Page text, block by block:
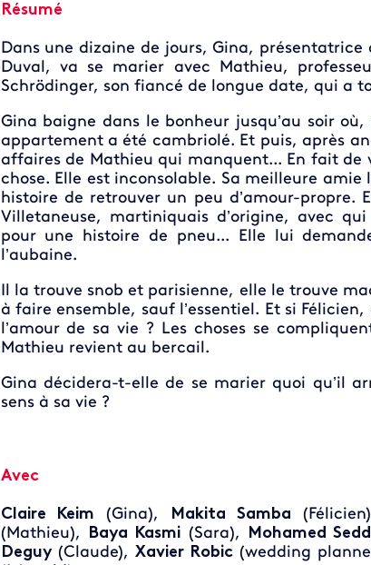
Résumé
Dans une dizaine de jours, Gina,
Duval, va se marier avec Mathieu,
Schrödinger, son fiancé de longue date, qui a
Gina baigne dans le bonheur jusqu’au soir
appartement a été cambriolé. Et puis, après
affaires de Mathieu qui manquent... En fait de
chose. Elle est inconsolable. Sa meilleure
histoire de retrouver un peu d’amour-propre.
Villetaneuse, martiniquais d’origine, avec
pour une histoire de pneu... Elle lui
l’aubaine.
Il la trouve snob et parisienne, elle le trouve
à faire ensemble, sauf l’essentiel. Et si
l’amour de sa vie ? Les choses se
Mathieu revient au bercail.
Gina décidera-t-elle de se marier quoi qu’il
sens à sa vie ?
Avec
Claire Keim (Gina), Makita Samba
(Mathieu),
Baya Kasmi (Sara), Mohamed
Deguy(Claude), Xavier Robic(wedding